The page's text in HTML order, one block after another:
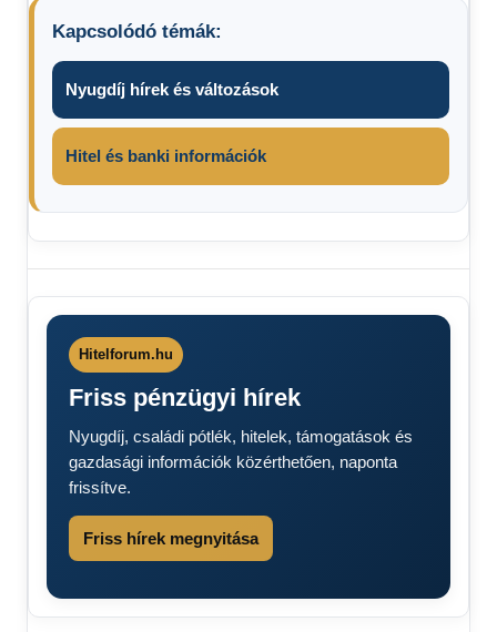
Kapcsolódó témák:
Nyugdíj hírek és változások
Hitel és banki információk
MoHu
törmelék
Hitelforum.hu
Friss pénzügyi hírek
Nyugdíj, családi pótlék, hitelek, támogatások és
gazdasági információk közérthetően, naponta
frissítve.
Friss hírek megnyitása